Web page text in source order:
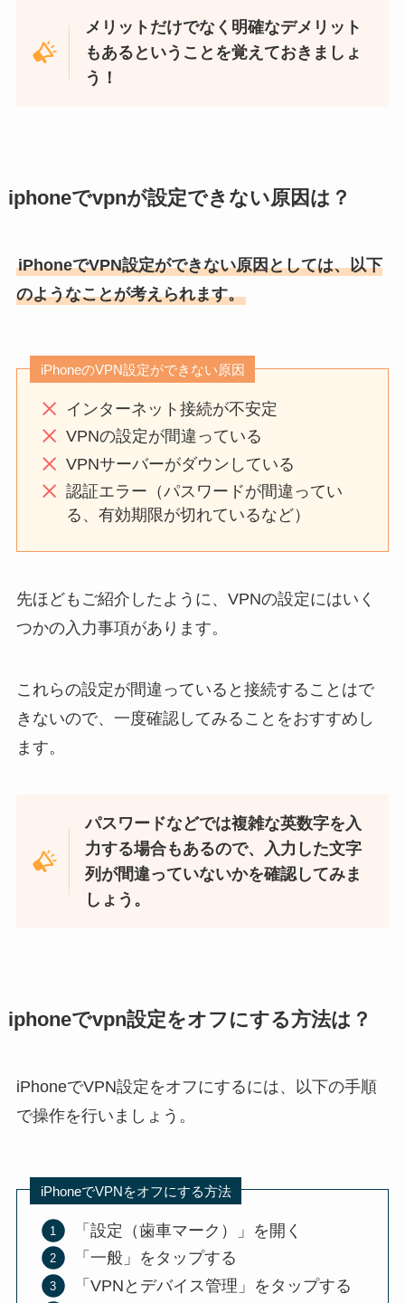
メリットだけでなく明確なデメリット
もあるということを覚えておきましょ
う！
iphoneでvpnが設定できない原因は？
iPhoneでVPN設定ができない原因としては、以下
のようなことが考えられます。
iPhoneのVPN設定ができない原因
インターネット接続が不安定
VPNの設定が間違っている
VPNサーバーがダウンしている
認証エラー（パスワードが間違ってい
る、有効期限が切れているなど）
先ほどもご紹介したように、VPNの設定にはいく
つかの入力事項があります。
これらの設定が間違っていると接続することはで
きないので、一度確認してみることをおすすめし
ます。
パスワードなどでは複雑な英数字を入
力する場合もあるので、入力した文字
列が間違っていないかを確認してみま
しょう。
iphoneでvpn設定をオフにする方法は？
iPhoneでVPN設定をオフにするには、以下の手順
で操作を行いましょう。
iPhoneでVPNをオフにする方法
「設定（歯車マーク）」を開く
「一般」をタップする
「VPNとデバイス管理」をタップする